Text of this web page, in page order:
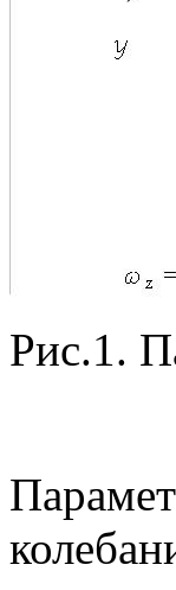
Рис.1.